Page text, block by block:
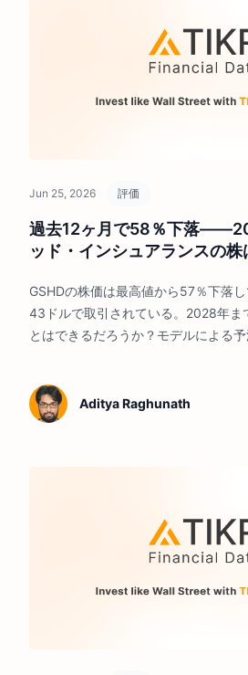
Jun 25, 2026 評価
過去12ヶ月で58％下落
ッド・インシュアランスの
GSHDの株価は最高値から57％下落
43ドルで取引されている。2028年ま
とはできるだろうか？モデルによる予
Aditya Raghunath